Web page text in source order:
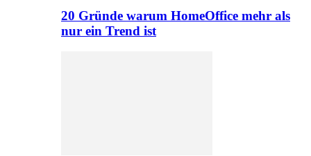
20 Gründe warum HomeOffice mehr als
nur ein Trend ist